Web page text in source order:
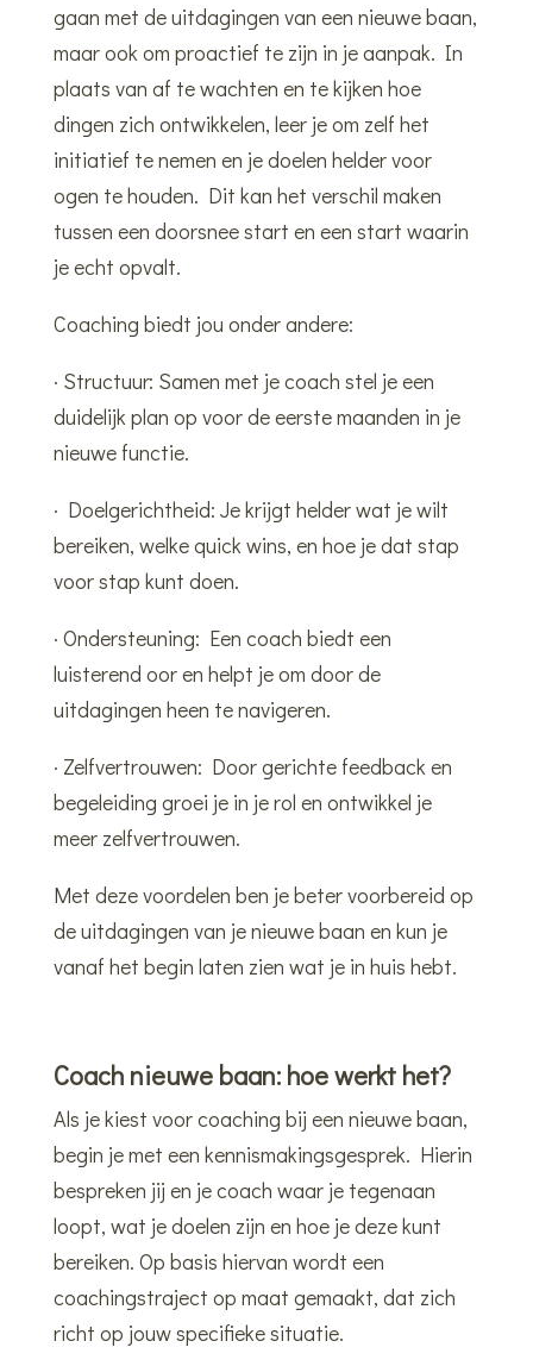
gaan met de uitdagingen van een nieuwe baan,
maar ook om proactief te zijn in je aanpak. In
plaats van af te wachten en te kijken hoe
dingen zich ontwikkelen, leer je om zelf het
initiatief te nemen en je doelen helder voor
ogen te houden. Dit kan het verschil maken
tussen een doorsnee start en een start waarin
je echt opvalt.
Coaching biedt jou onder andere:
· Structuur: Samen met je coach stel je een
duidelijk plan op voor de eerste maanden in je
nieuwe functie.
· Doelgerichtheid: Je krijgt helder wat je wilt
bereiken, welke quick wins, en hoe je dat stap
voor stap kunt doen.
· Ondersteuning: Een coach biedt een
luisterend oor en helpt je om door de
uitdagingen heen te navigeren.
· Zelfvertrouwen: Door gerichte feedback en
begeleiding groei je in je rol en ontwikkel je
meer zelfvertrouwen.
Met deze voordelen ben je beter voorbereid op
de uitdagingen van je nieuwe baan en kun je
vanaf het begin laten zien wat je in huis hebt.
Coach nieuwe baan: hoe werkt het?
Als je kiest voor coaching bij een nieuwe baan,
begin je met een kennismakingsgesprek. Hierin
bespreken jij en je coach waar je tegenaan
loopt, wat je doelen zijn en hoe je deze kunt
bereiken. Op basis hiervan wordt een
coachingstraject op maat gemaakt, dat zich
richt op jouw specifieke situatie.